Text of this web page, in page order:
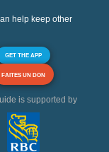
help keep other
GET THE APP
FAITES UN DON
is supported by